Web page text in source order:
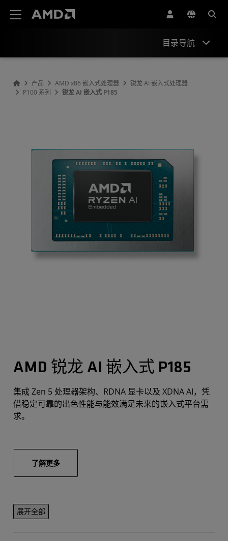
目录导航
产品 AMD x86 嵌入式处理器
锐龙 AI 嵌入式处理器
P100 系列
锐龙 AI 嵌入式 P185
AMD 锐龙 AI 嵌入式 P185
集成 Zen 5 处理器架构、RDNA 显卡以及 XDNA AI，凭
借稳定可靠的出色性能与能效满足未来的嵌入式平台需
求。
了解更多
展开全部